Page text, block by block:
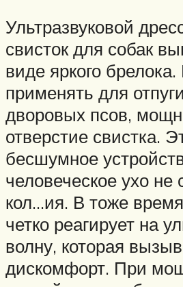
Ультразвуковой
свисток для собак
виде яркого
применять для
дворовых псов,
отверстие свистка.
бесшумное
человеческое ухо
кол…ия. В тоже
четко реагирует на
волну, которая
дискомфорт. При